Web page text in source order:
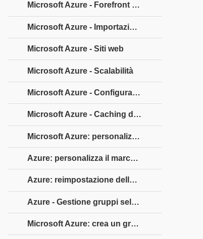
Microsoft Azure - Forefront Identity Manager
Microsoft Azure - Importazione ed esportazione dei dati
Microsoft Azure - Siti web
Microsoft Azure - Scalabilità
Microsoft Azure - Configurazione disco
Microsoft Azure - Caching del disco
Microsoft Azure: personalizza l'accesso
Azure: personalizza il marchio aziendale
Azure: reimpostazione della password self-service
Azure - Gestione gruppi self-service
Microsoft Azure: crea un gruppo